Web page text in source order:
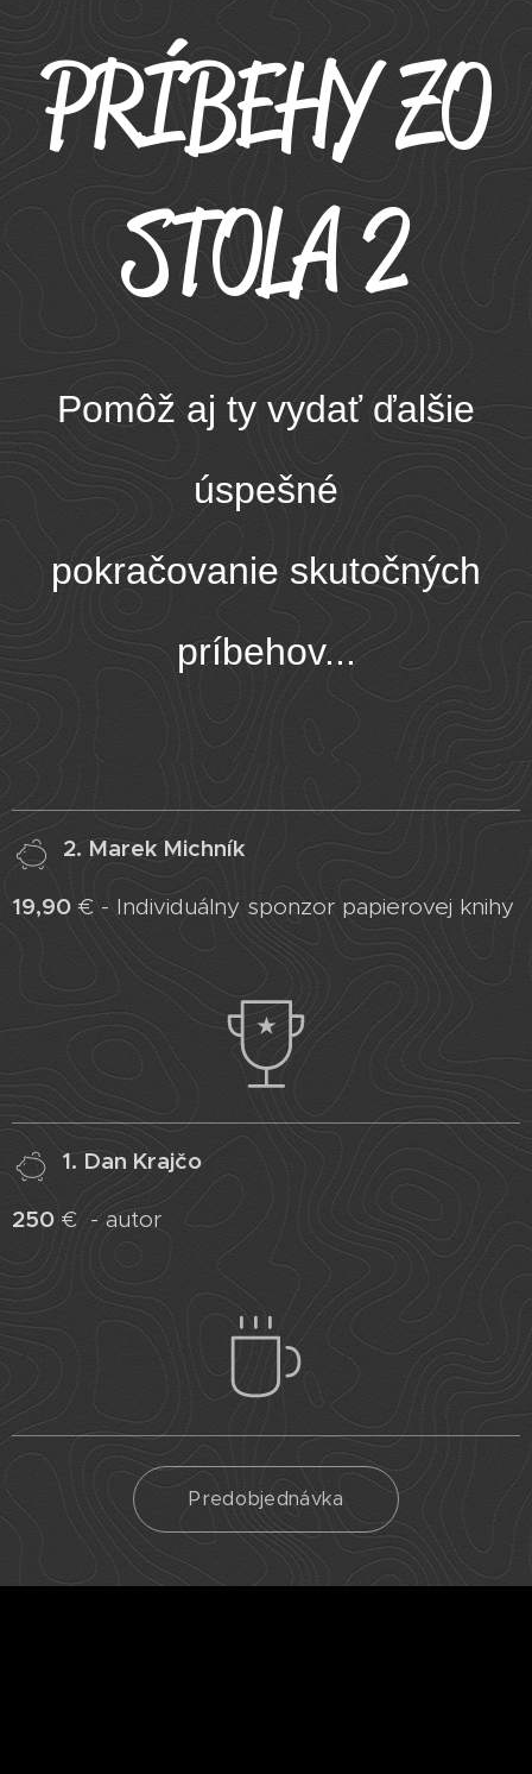
PRÍBEHY ZO
STOLA 2
Pomôž aj ty vydať ďalšie
úspešné
pokračovanie skutočných
príbehov...
2. Marek Michník
19,90 € - Individuálny sponzor papierovej knihy
1. Dan Krajčo
250 € - autor
Predobjednávka